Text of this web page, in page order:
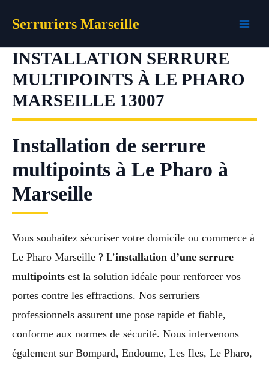
Serruriers Marseille
INSTALLATION SERRURE
MULTIPOINTS À LE PHARO
MARSEILLE 13007
Installation de serrure
multipoints à Le Pharo à
Marseille
Vous souhaitez sécuriser votre domicile ou commerce à
Le Pharo Marseille ? L’installation d’une serrure
multipoints est la solution idéale pour renforcer vos
portes contre les effractions. Nos serruriers
professionnels assurent une pose rapide et fiable,
conforme aux normes de sécurité. Nous intervenons
également sur Bompard, Endoume, Les Iles, Le Pharo,